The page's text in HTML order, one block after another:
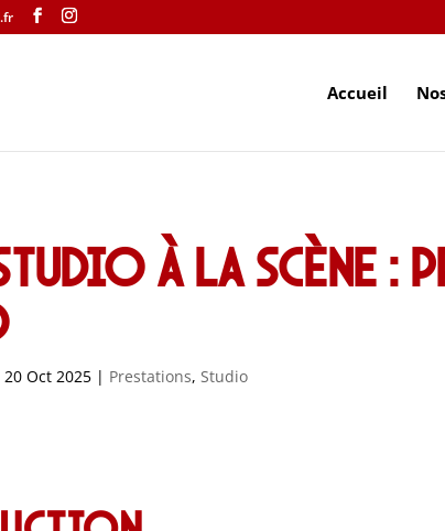
Accueil
à la scène :
20 Oct 2025 | Prestations, Studio